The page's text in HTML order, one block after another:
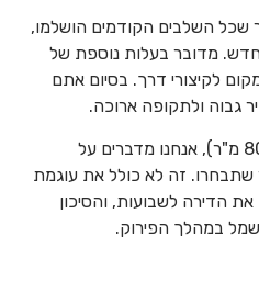
שכל השלבים הקודמים הושלמו,
מדובר בעלות נוספת של
לקיצורי דרך. בסיום אתם
גבוה ולתקופה ארוכה.
העלות? בדירה ממוצעת (80-100 מ"ר), אנחנו מדברים על
בגמר שתבחרו. זה לא כולל את עוגמת
הדירה לשבועות, והסיכון
במהלך הפירוק.